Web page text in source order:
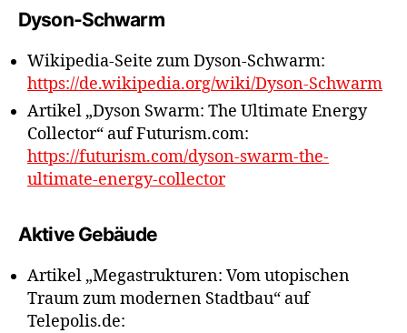
Dyson-Schwarm
Wikipedia-Seite zum Dyson-Schwarm:
https://de.wikipedia.org/wiki/Dyson-Schwarm
Artikel „Dyson Swarm: The Ultimate Energy
Collector“ auf Futurism.com:
https://futurism.com/dyson-swarm-the-
ultimate-energy-collector
Aktive Gebäude
Artikel „Megastrukturen: Vom utopischen
Traum zum modernen Stadtbau“ auf
Telepolis.de: